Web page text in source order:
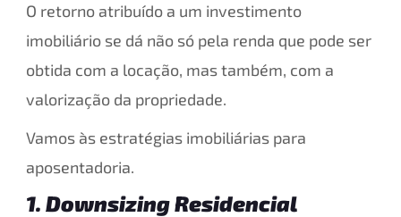
O retorno atribuído a um investimento
imobiliário se dá não só pela renda que pode ser
obtida com a locação, mas também, com a
valorização da propriedade.
Vamos às estratégias imobiliárias para
aposentadoria.
1. Downsizing Residencial